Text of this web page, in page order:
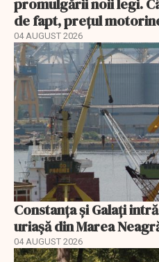
de fapt, prețul
04 AUGUST 2026
Constanța și Galați
uriașă din Marea
04 AUGUST 2026